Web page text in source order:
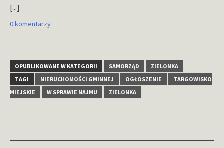
[...]
0 komentarzy
OPUBLIKOWANE W KATEGORII SAMORZĄD
ZIELONKA
TAGI
NIERUCHOMOŚCI GMINNEJ OGŁOSZENIE
TARGOWISKO
MIEJSKIE
W SPRAWIE NAJMU ZIELONKA